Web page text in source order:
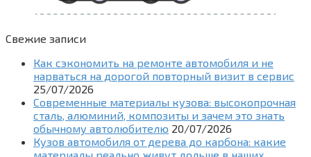
Свежие записи
Как сэкономить на ремонте автомобиля и не
нарваться на дорогой повторный визит в сервис
25/07/2026
Современные материалы кузова: высокопрочная
сталь, алюминий, композиты и зачем это знать
обычному автолюбителю 20/07/2026
Кузов автомобиля от дерева до карбона: какие